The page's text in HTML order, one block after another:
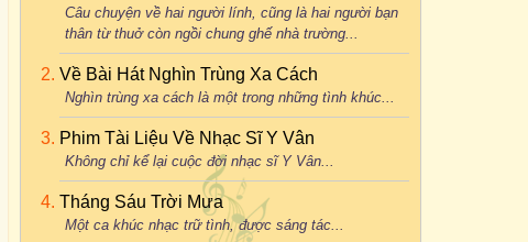
Câu chuyện về hai người lính, cũng là hai người bạn
thân từ thuở còn ngồi chung ghế nhà trường...
Về Bài Hát Nghìn Trùng Xa Cách
Nghìn trùng xa cách là một trong những tình khúc...
Phim Tài Liệu Về Nhạc Sĩ Y Vân
Không chỉ kể lại cuộc đời nhạc sĩ Y Vân...
Tháng Sáu Trời Mưa
Một ca khúc nhạc trữ tình, được sáng tác...